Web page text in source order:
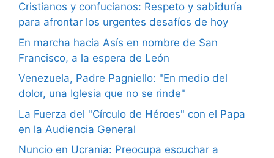
Cristianos y confucianos: Respeto y sabiduría
para afrontar los urgentes desafíos de hoy
En marcha hacia Asís en nombre de San
Francisco, a la espera de León
Venezuela, Padre Pagniello: "En medio del
dolor, una Iglesia que no se rinde"
La Fuerza del "Círculo de Héroes" con el Papa
en la Audiencia General
Nuncio en Ucrania: Preocupa escuchar a